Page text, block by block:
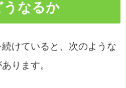
うなるか
けていると、次のような
ります。